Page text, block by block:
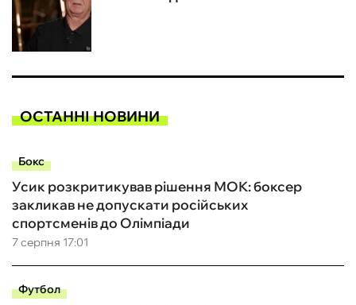
ОСТАННІ НОВИНИ
Бокс
7 серпня 17:01
Усик розкритикував рішення МОК: боксер
закликав не допускати російських
спортсменів до Олімпіади
Футбол